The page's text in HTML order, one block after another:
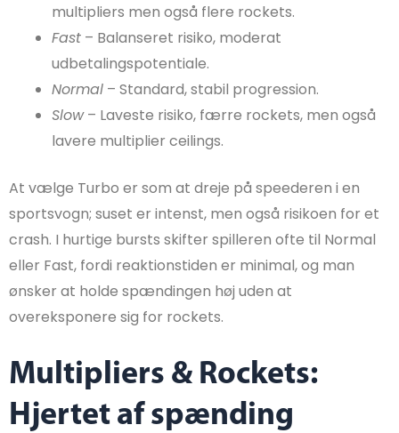
multipliers men også flere rockets.
Fast – Balanseret risiko, moderat
udbetalingspotentiale.
Normal – Standard, stabil progression.
Slow– Laveste risiko, færre rockets, men også
lavere multiplier ceilings.
At vælge Turbo er som at dreje på speederen i en
sportsvogn; suset er intenst, men også risikoen for et
crash. I hurtige bursts skifter spilleren ofte til Normal
eller Fast, fordi reaktionstiden er minimal, og man
ønsker at holde spændingen høj uden at
overeksponere sig for rockets.
Multipliers & Rockets:
Hjertet af spænding